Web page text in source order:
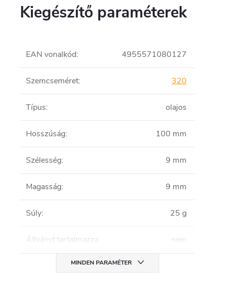
Kiegészítő paraméterek
EAN vonalkód: 4955571080127
Szemcseméret: 320
Típus: olajos
Hosszúság: 100 mm
Szélesség: 9 mm
Magasság: 9 mm
Súly: 25 g
Állványt tartalmazza: nem
MINDEN PARAMÉTER